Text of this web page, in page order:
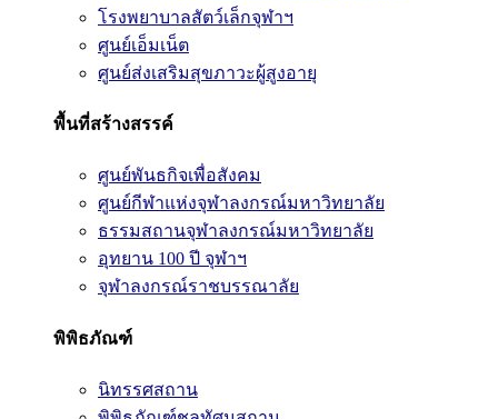
โรงพยาบาลสัตว์เล็กจุฬาฯ
ศูนย์เอ็มเน็ต
ศูนย์ส่งเสริมสุขภาวะผู้สูงอายุ
พื้นที่สร้างสรรค์
ศูนย์พันธกิจเพื่อสังคม
ศูนย์กีฬาแห่งจุฬาลงกรณ์มหาวิทยาลัย
ธรรมสถานจุฬาลงกรณ์มหาวิทยาลัย
อุทยาน 100 ปี จุฬาฯ
จุฬาลงกรณ์ราชบรรณาลัย
พิพิธภัณฑ์
นิทรรศสถาน